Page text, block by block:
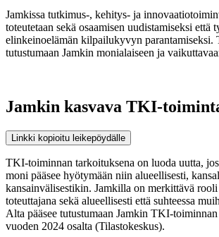
Jamkissa tutkimus-, kehitys- ja
toteutetaan sekä osaamisen uudistamiseksi että
elinkeinoelämän kilpailukyvyn parantamiseksi.
tutustumaan Jamkin monialaiseen ja
Jamkin kasvava TKI-
Linkki kopioitu leikepöydälle
TKI-toiminnan tarkoituksena on luoda uutta,
moni pääsee hyötymään niin alueellisesti,
kansainvälisestikin. Jamkilla on merkittävä
toteuttajana sekä alueellisesti että suhteessa
Alta pääsee tutustumaan Jamkin TKI-
vuoden 2024 osalta (Tilastokeskus).